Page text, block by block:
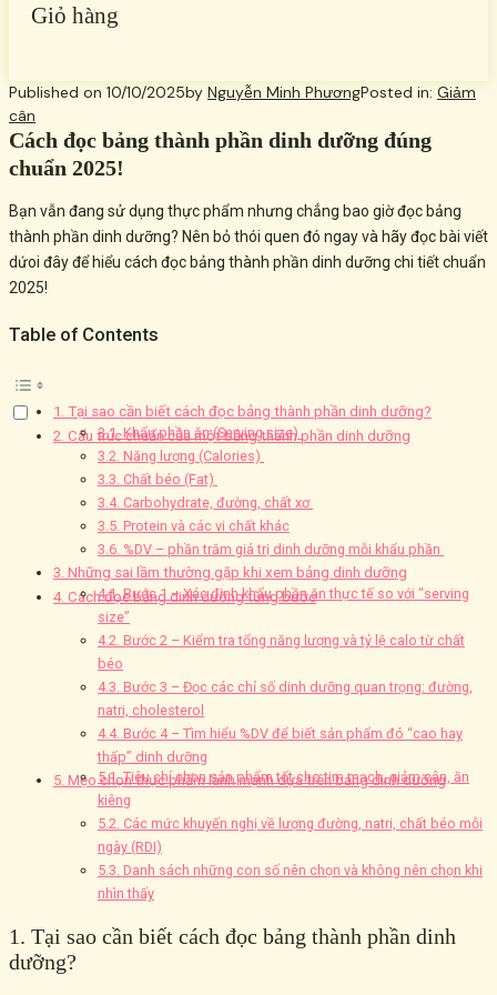
Giỏ hàng
Published on 10/10/2025by Nguyễn Minh PhươngPosted in: Giảm
cân
Cách đọc bảng thành phần dinh dưỡng đúng
chuẩn 2025!
Bạn vẫn đang sử dụng thực phẩm nhưng chẳng bao giờ đọc bảng
thành phần dinh dưỡng? Nên bỏ thói quen đó ngay và hãy đọc bài viết
dứoi đây để hiểu cách đọc bảng thành phần dinh dưỡng chi tiết chuẩn
2025!
Table of Contents
1. Tại sao cần biết cách đọc bảng thành phần dinh dưỡng?
2. Cấu trúc chuẩn của một bảng thành phần dinh dưỡng
3.1. Khẩu phần ăn (Serving size)
3.2. Năng lượng (Calories)
3.3. Chất béo (Fat)
3.4. Carbohydrate, đường, chất xơ
3.5. Protein và các vi chất khác
3.6. %DV – phần trăm giá trị dinh dưỡng mỗi khẩu phần
3. Những sai lầm thường gặp khi xem bảng dinh dưỡng
4. Cách đọc bảng dinh dưỡng từng bước
4.1. Bước 1 – Xác định khẩu phần ăn thực tế so với “serving
size”
4.2. Bước 2 – Kiểm tra tổng năng lượng và tỷ lệ calo từ chất
béo
4.3. Bước 3 – Đọc các chỉ số dinh dưỡng quan trọng: đường,
natri, cholesterol
4.4. Bước 4 – Tìm hiểu %DV để biết sản phẩm đó “cao hay
thấp” dinh dưỡng
5. Mẹo chọn thực phẩm lành mạnh dựa trên bảng dinh dưỡng
5.1. Tiêu chí chọn sản phẩm tốt cho tim mạch, giảm cân, ăn
kiêng
5.2. Các mức khuyến nghị về lượng đường, natri, chất béo mỗi
ngày (RDI)
5.3. Danh sách những con số nên chọn và không nên chọn khi
nhìn thấy
1. Tại sao cần biết cách đọc bảng thành phần dinh
dưỡng?